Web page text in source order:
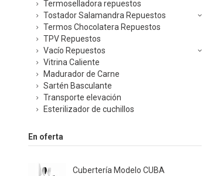
Termoselladora repuestos
Tostador Salamandra Repuestos
Termos Chocolatera Repuestos
TPV Repuestos
Vacío Repuestos
Vitrina Caliente
Madurador de Carne
Sartén Basculante
Transporte elevación
Esterilizador de cuchillos
En oferta
Cubertería Modelo CUBA